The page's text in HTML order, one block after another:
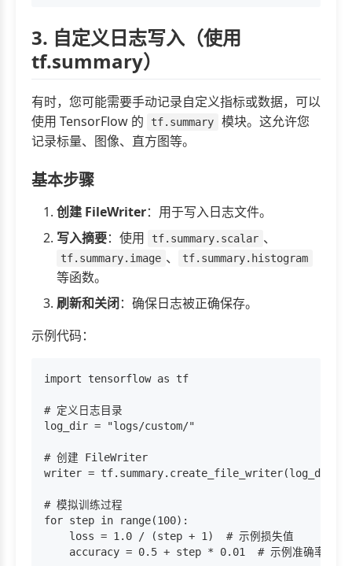
3. 自定义日志写入（使用
tf.summary）
有时，您可能需要手动记录自定义指标或数据，可以
使用 TensorFlow 的
tf.summary
模块。这允许您
记录标量、图像、直方图等。
基本步骤
创建 FileWriter：用于写入日志文件。
写入摘要：使用 tf.summary.scalar 、
tf.summary.image 、 tf.summary.histogram
等函数。
刷新和关闭：确保日志被正确保存。
示例代码：
import tensorflow as tf
# 定义日志目录
log_dir = "logs/custom/"
# 创建 FileWriter
writer = tf.summary.create_file_writer(log_dir)
# 模拟训练过程
for step in range(100):
    loss = 1.0 / (step + 1)  # 示例损失值
    accuracy = 0.5 + step * 0.01  # 示例准确率